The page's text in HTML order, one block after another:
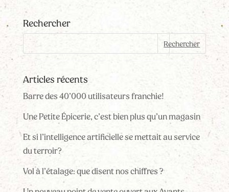
Rechercher
Articles récents
Barre des 40’000 utilisateurs franchie!
Une Petite Épicerie, c’est bien plus qu’un magasin
Et si l’intelligence artificielle se mettait au service
du terroir?
Vol à l’étalage: que disent nos chiffres ?